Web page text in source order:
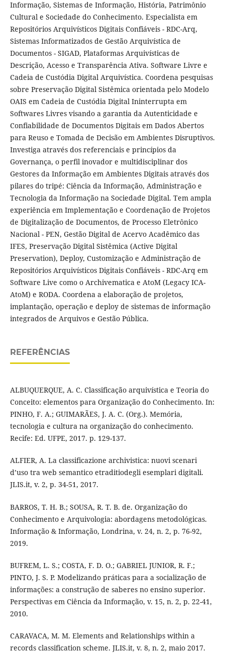
Informação, Sistemas de Informação, História, Patrimônio
Cultural e Sociedade do Conhecimento. Especialista em
Repositórios Arquivísticos Digitais Confiáveis - RDC-Arq,
Sistemas Informatizados de Gestão Arquivística de
Documentos - SIGAD, Plataformas Arquivísticas de
Descrição, Acesso e Transparência Ativa. Software Livre e
Cadeia de Custódia Digital Arquivística. Coordena pesquisas
sobre Preservação Digital Sistêmica orientada pelo Modelo
OAIS em Cadeia de Custódia Digital Ininterrupta em
Softwares Livres visando a garantia da Autenticidade e
Confiabilidade de Documentos Digitais em Dados Abertos
para Reuso e Tomada de Decisão em Ambientes Disruptivos.
Investiga através dos referenciais e princípios da
Governança, o perfil inovador e multidisciplinar dos
Gestores da Informação em Ambientes Digitais através dos
pilares do tripé: Ciência da Informação, Administração e
Tecnologia da Informação na Sociedade Digital. Tem ampla
experiência em Implementação e Coordenação de Projetos
de Digitalização de Documentos, de Processo Eletrônico
Nacional - PEN, Gestão Digital de Acervo Acadêmico das
IFES, Preservação Digital Sistêmica (Active Digital
Preservation), Deploy, Customização e Administração de
Repositórios Arquivísticos Digitais Confiáveis - RDC-Arq em
Software Live como o Archivematica e AtoM (Legacy ICA-
AtoM) e RODA. Coordena a elaboração de projetos,
implantação, operação e deploy de sistemas de informação
integrados de Arquivos e Gestão Pública.
REFERÊNCIAS
ALBUQUERQUE, A. C. Classificação arquivística e Teoria do
Conceito: elementos para Organização do Conhecimento. In:
PINHO, F. A.; GUIMARÃES, J. A. C. (Org.). Memória,
tecnologia e cultura na organização do conhecimento.
Recife: Ed. UFPE, 2017. p. 129-137.
ALFIER, A. La classificazione archivistica: nuovi scenari
d’uso tra web semantico etraditiodegli esemplari digitali.
JLIS.it, v. 2, p. 34-51, 2017.
BARROS, T. H. B.; SOUSA, R. T. B. de. Organização do
Conhecimento e Arquivologia: abordagens metodológicas.
Informação & Informação, Londrina, v. 24, n. 2, p. 76-92,
2019.
BUFREM, L. S.; COSTA, F. D. O.; GABRIEL JUNIOR, R. F.;
PINTO, J. S. P. Modelizando práticas para a socialização de
informações: a construção de saberes no ensino superior.
Perspectivas em Ciência da Informação, v. 15, n. 2, p. 22-41,
2010.
CARAVACA, M. M. Elements and Relationships within a
records classification scheme. JLIS.it, v. 8, n. 2, maio 2017.